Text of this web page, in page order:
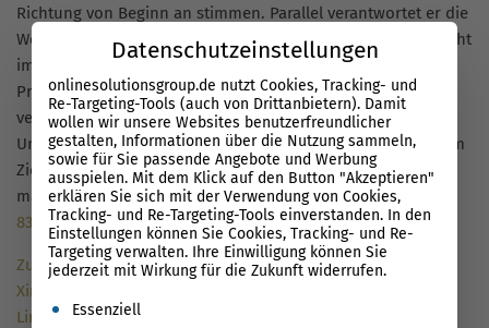
Richtung von Beginn an stimmen. Parallel verantwortet er die
Weiterentwicklung der Performance Suite, damit Search nicht
im Tool-Chaos endet, sondern über klare Prozesse und
Prioritäten effizient umgesetzt werden kann. Seine Beiträge
verbinden deshalb Management-Perspektive, praktische
Umsetzung und technologische Innovation – immer mit dem
Ziel, Search als echten Wettbewerbsvorteil nutzbar zu
machen.Let’s connect: linkedin.com/in/florian-müller-
834362236
Zum Autorenprofil
Xing
LinkedIn
Datenschutzeinstellungen
onlinesolutionsgroup.de nutzt Cookies, Tracking- und
Re-Targeting-Tools (auch von Drittanbietern). Damit
wollen wir unsere Websites benutzerfreundlicher
gestalten, Informationen über die Nutzung sammeln,
sowie für Sie passende Angebote und Werbung
ausspielen. Mit dem Klick auf den Button "Akzeptieren"
erklären Sie sich mit der Verwendung von Cookies,
Tracking- und Re-Targeting-Tools einverstanden. In den
Einstellungen können Sie Cookies, Tracking- und Re-
Targeting verwalten. Ihre Einwilligung können Sie
jederzeit mit Wirkung für die Zukunft widerrufen.
Es folgt eine Liste der Service-Gruppen, für die eine
Essenziell